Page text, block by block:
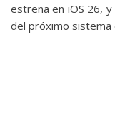
estrena en iOS 26,
del próximo sistema